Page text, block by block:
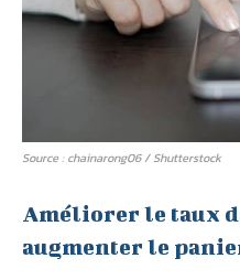
Source : chainarong06 / Shutterstock
Améliorer le taux
augmenter le